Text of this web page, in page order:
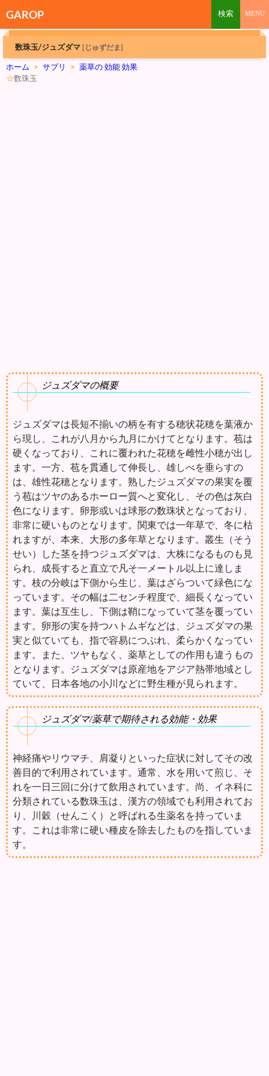
GAROP
数珠玉/ジュズダマ [じゅずだま]
ホーム > サプリ > 薬草の 効能 効果
☆数珠玉
ジュズダマの概要
ジュズダマは長短不揃いの柄を有する穂状花穂を葉液か
ら現し、これが八月から九月にかけてとなります。苞は
硬くなっており、これに覆われた花穂を雌性小穂が出し
ます。一方、苞を貫通して伸長し、雄しべを垂らすの
は、雄性花穂となります。熟したジュズダマの果実を覆
う苞はツヤのあるホーロー質へと変化し、その色は灰白
色になります。卵形或いは球形の数珠状となっており、
非常に硬いものとなります。関東では一年草で、冬に枯
れますが、本来、大形の多年草となります。叢生（そう
せい）した茎を持つジュズダマは、大株になるものも見
られ、成長すると直立で凡そ一メートル以上に達しま
す。枝の分岐は下側から生じ、葉はざらついて緑色にな
っています。その幅は二センチ程度で、細長くなってい
ます。葉は互生し、下側は鞘になっていて茎を覆ってい
ます。卵形の実を持つハトムギなどは、ジュズダマの果
実と似ていても、指で容易につぶれ、柔らかくなってい
ます。また、ツヤもなく、薬草としての作用も違うもの
となります。ジュズダマは原産地をアジア熱帯地域とし
ていて、日本各地の小川などに野生種が見られます。
ジュズダマ/薬草で期待される効能・効果
神経痛やリウマチ、肩凝りといった症状に対してその改
善目的で利用されています。通常、水を用いて煎じ、そ
れを一日三回に分けて飲用されています。尚、イネ科に
分類されている数珠玉は、漢方の領域でも利用されてお
り、川穀（せんこく）と呼ばれる生薬名を持っていま
す。これは非常に硬い種皮を除去したものを指していま
す。